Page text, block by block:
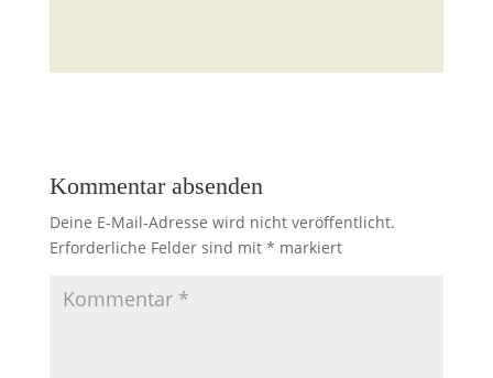
Kommentar absenden
Deine E-Mail-Adresse wird nicht veröffentlicht.
Erforderliche Felder sind mit * markiert